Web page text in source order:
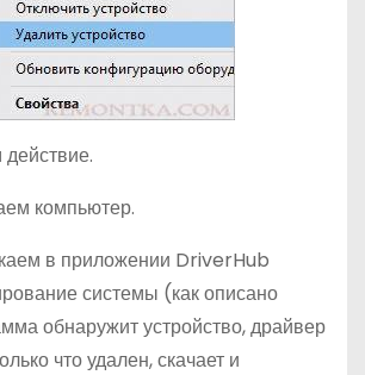
компьютер.
в приложении DriverHub
системы (как описано
обнаружит устройство, драйвер
что удален, скачает и